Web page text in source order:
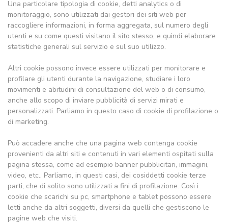
Una particolare tipologia di cookie, detti analytics o di
monitoraggio, sono utilizzati dai gestori dei siti web per
raccogliere informazioni, in forma aggregata, sul numero degli
utenti e su come questi visitano il sito stesso, e quindi elaborare
statistiche generali sul servizio e sul suo utilizzo.
Altri cookie possono invece essere utilizzati per monitorare e
profilare gli utenti durante la navigazione, studiare i loro
movimenti e abitudini di consultazione del web o di consumo,
anche allo scopo di inviare pubblicità di servizi mirati e
personalizzati. Parliamo in questo caso di cookie di profilazione o
di marketing.
Può accadere anche che una pagina web contenga cookie
provenienti da altri siti e contenuti in vari elementi ospitati sulla
pagina stessa, come ad esempio banner pubblicitari, immagini,
video, etc.. Parliamo, in questi casi, dei cosiddetti cookie terze
parti, che di solito sono utilizzati a fini di profilazione. Così i
cookie che scarichi su pc, smartphone e tablet possono essere
letti anche da altri soggetti, diversi da quelli che gestiscono le
pagine web che visiti.